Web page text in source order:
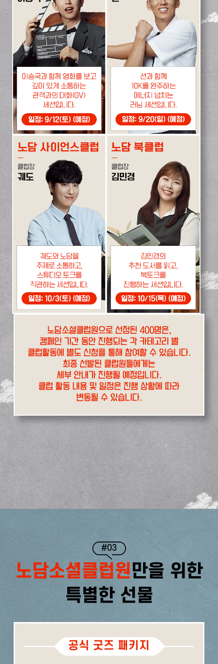
노담소셜클럽원으로 선정된 400명은,
캠페인 기간 동안 진행되는 각 카테고리 별
클럽활동에 별도 신청을 통해 참여할 수 있습니다.
최종 선발된 클럽원들에게는
세부 안내가 진행될 예정입니다.
클럽 활동 내용 및 일정은 진행 상황에 따라
변동될 수 있습니다.
#03
노담소셜클럽원만을 위한
특별한 선물
공식 굿즈 패키지